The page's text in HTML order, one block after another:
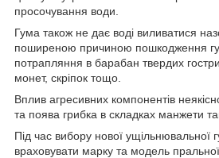
просочування води.
Гума також не дає воді виливатися
поширеною причиною пошкодження
потрапляння в барабан твердих
монет, скріпок тощо.
Вплив агресивних компонентів
та поява грибка в складках манжети
Під час вибору нової ущільнювальної
враховувати марку та модель